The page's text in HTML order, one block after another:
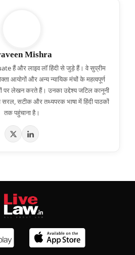
Mishra
हैं और लाइव लॉ हिंदी से जुड़े हैं। वे सुप्रीम
आयोगों और अन्य न्यायिक मंचों के महत्वपूर्ण
पर लेखन करते हैं। उनका उद्देश्य जटिल कानूनी
सरल, सटीक और तथ्यपरक भाषा में हिंदी पाठकों
तक पहुंचाना है।